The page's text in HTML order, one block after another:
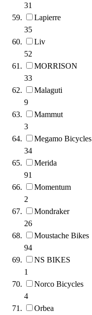
31
Lapierre
35
Liv
52
MORRISON
33
Malaguti
9
Mammut
3
Megamo Bicycles
34
Merida
91
Momentum
2
Mondraker
26
Moustache Bikes
94
NS BIKES
1
Norco Bicycles
4
Orbea